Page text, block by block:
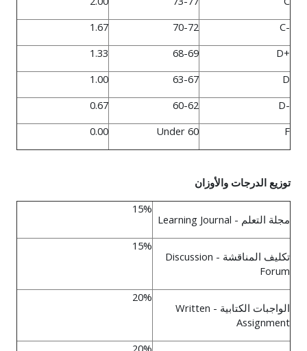
C-
70-72
1.67
D+
68-69
1.33
D
63-67
1.00
D-
60-62
0.67
F
Under 60
0.00
توزيع الدرجات والأوزان
مجلة التعلم - Learning Journal
15%
تكليف المناقشة
- Discussion
Forum
15%
الواجبات الكتابية
- Written
Assignment
20%
20%